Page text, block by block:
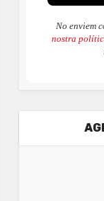
No enviem
nostra